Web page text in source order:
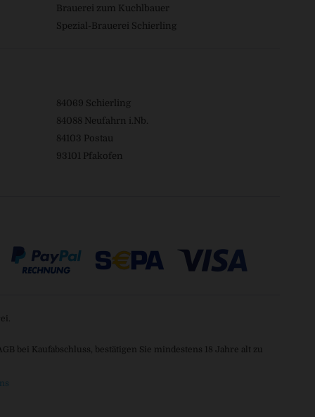
Brauerei zum Kuchlbauer
Spezial-Brauerei Schierling
84069 Schierling
84088 Neufahrn i.Nb.
84103 Postau
93101 Pfakofen
bei Kaufabschluss, bestätigen Sie mindestens 18 Jahre alt zu